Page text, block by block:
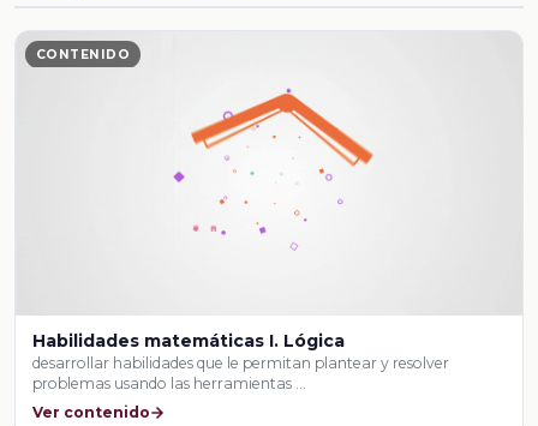
CONTENIDO
Habilidades matemáticas I. Lógica
desarrollar habilidades que le permitan plantear y resolver
problemas usando las herramientas …
Ver contenido